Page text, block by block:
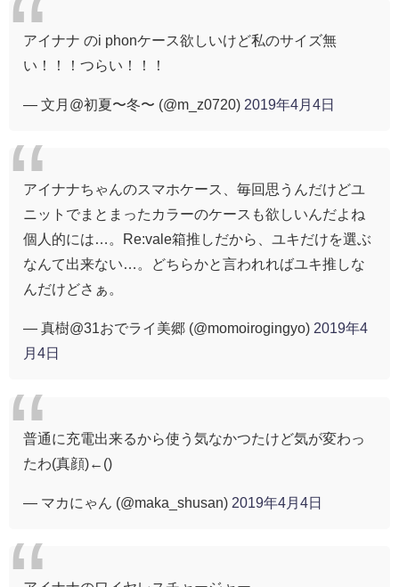
アイナナ のi phonケース欲しいけど私のサイズ無
い！！！つらい！！！
— 文月@初夏〜冬〜 (@m_z0720) 2019年4月4日
アイナナちゃんのスマホケース、毎回思うんだけどユ
ニットでまとまったカラーのケースも欲しいんだよね
個人的には…。Re:vale箱推しだから、ユキだけを選ぶ
なんて出来ない…。どちらかと言われればユキ推しな
んだけどさぁ。
— 真樹@31おでライ美郷 (@momoirogingyo) 2019年4
月4日
普通に充電出来るから使う気なかつたけど気が変わっ
たわ(真顔)←()
— マカにゃん (@maka_shusan) 2019年4月4日